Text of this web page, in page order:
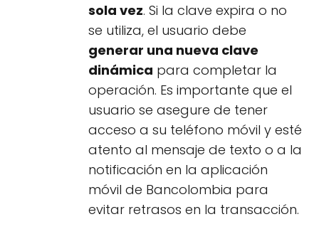
sola vez. Si la clave expira o no
se utiliza, el usuario debe
generar una nueva clave
dinámica para completar la
operación. Es importante que el
usuario se asegure de tener
acceso a su teléfono móvil y esté
atento al mensaje de texto o a la
notificación en la aplicación
móvil de Bancolombia para
evitar retrasos en la transacción.